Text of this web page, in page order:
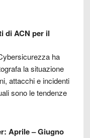
di ACN per il
ha
la situazione
attacchi e incidenti
sono le tendenze
Aprile – Giugno